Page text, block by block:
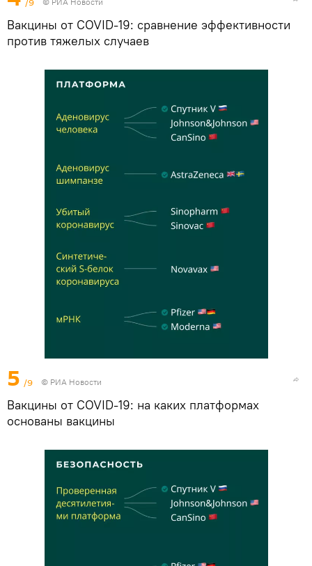
Вакцины от COVID-19: сравнение эффективности
против тяжелых случаев
5 /9 © РИА Новости
Вакцины от COVID-19: на каких платформах
основаны вакцины